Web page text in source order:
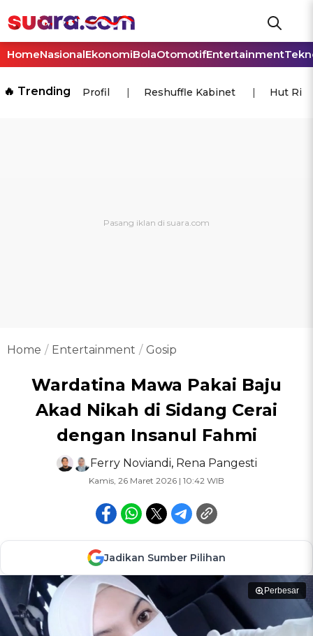
HomeNasionalEkonomiBolaOtomotifEntertainment
🔥 Trending Profil Reshuffle Kabinet Hut Ri
Home Entertainment Gosip
Wardatina Mawa Pakai Baju
Akad Nikah di Sidang Cerai
dengan Insanul Fahmi
Ferry Noviandi, Rena Pangesti
Kamis, 26 Maret 2026 | 10:42 WIB
Jadikan Sumber Pilihan
Perbesar